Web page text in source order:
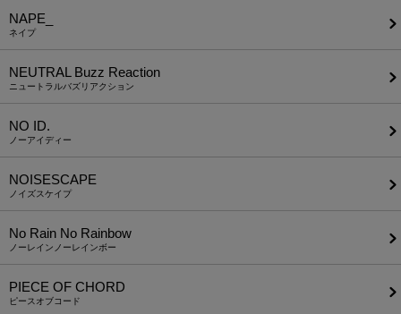
NAPE_
ネイプ
NEUTRAL Buzz Reaction
ニュートラルバズリアクション
NO ID.
ノーアイディー
NOISESCAPE
ノイズスケイプ
No Rain No Rainbow
ノーレインノーレインボー
PIECE OF CHORD
ピースオブコード